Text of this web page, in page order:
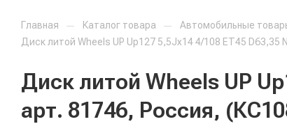
Главная — Каталог товара — Автомобильные
Диск литой Wheels UP Up127 5,5Jx14 4/108 ET45
Диск литой Wheels UP
арт. 81746, Россия,